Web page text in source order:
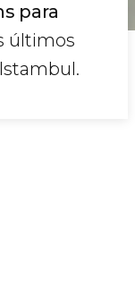
para
últimos